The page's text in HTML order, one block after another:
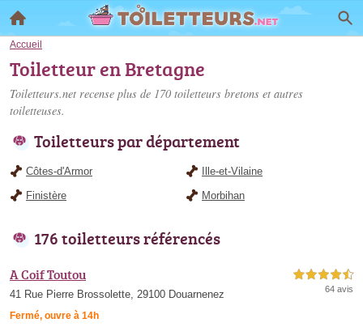
Accueil
Toiletteur en Bretagne
Toiletteurs.net recense plus de 170 toiletteurs bretons et autres
toiletteuses.
Toiletteurs par département
Côtes-d'Armor
Finistère
Ille-et-Vilaine
Morbihan
176 toiletteurs référencés
A Coif Toutou
41 Rue Pierre Brossolette, 29100 Douarnenez
Fermé, ouvre à 14h
4,5 étoiles sur 5
64 avis